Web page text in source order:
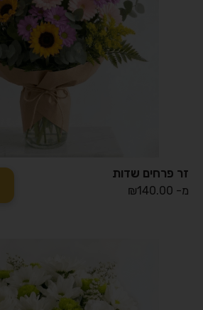
זר פרחים שדות
מ- ₪140.00